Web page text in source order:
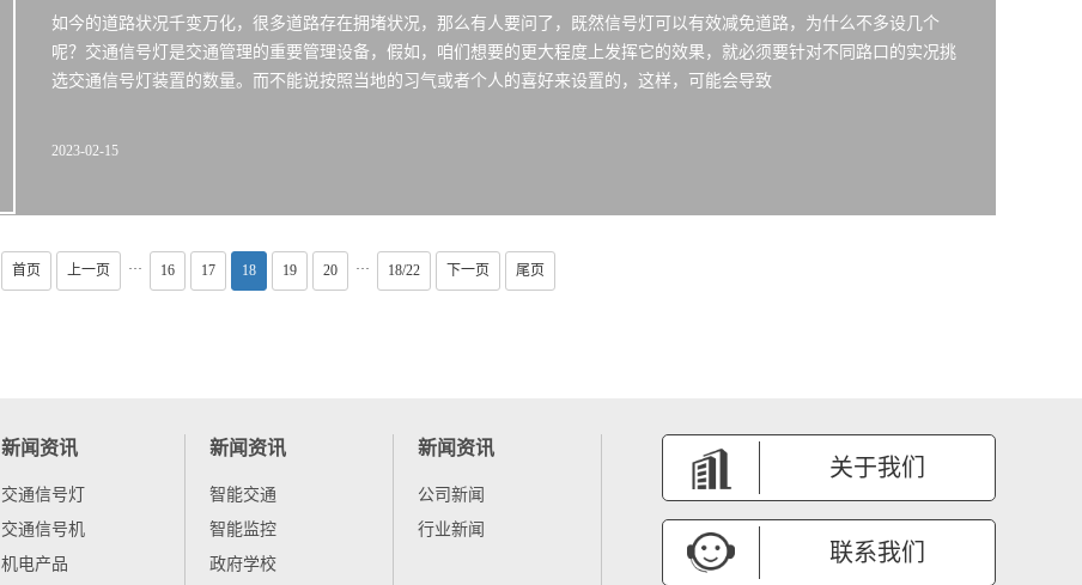
如今的道路状况千变万化，很多道路存在拥堵状况，那么有人要问了，既然信号灯可以有效减免道路，为什么不多设几个
呢？交通信号灯是交通管理的重要管理设备，假如，咱们想要的更大程度上发挥它的效果，就必须要针对不同路口的实况挑
选交通信号灯装置的数量。而不能说按照当地的习气或者个人的喜好来设置的，这样，可能会导致
2023-02-15
首页 上一页 ··· 16 17 18 19 20 ··· 18/22 下一页 尾页
新闻资讯
交通信号灯
交通信号机
机电产品
新闻资讯
智能交通
智能监控
政府学校
新闻资讯
公司新闻
行业新闻
关于我们
联系我们